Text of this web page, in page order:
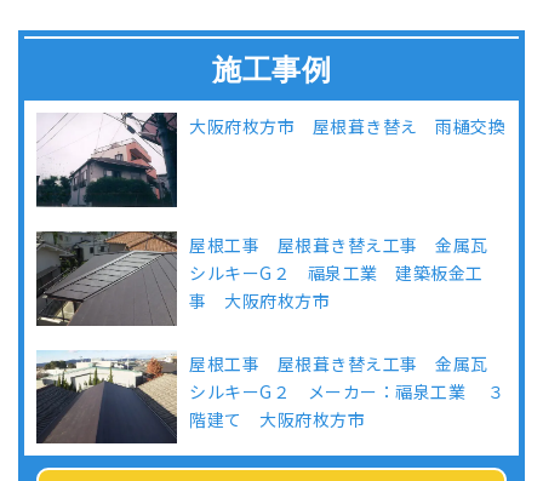
施工事例
大阪府枚方市 屋根葺き替え 雨樋交換
屋根工事 屋根葺き替え工事 金属瓦
シルキーG２ 福泉工業 建築板金工
事 大阪府枚方市
屋根工事 屋根葺き替え工事 金属瓦
シルキーG２ メーカー：福泉工業 ３
階建て 大阪府枚方市